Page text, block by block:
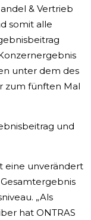
& Vertrieb
somit alle
unter dem des
zum fünften Mal
und
eine unverändert
„Als
hat ONTRAS